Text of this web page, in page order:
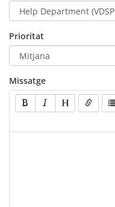
Prioritat
Missatge